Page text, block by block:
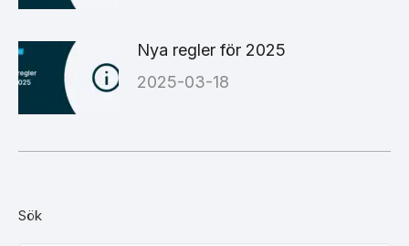
Nya regler för 2025
2025-03-18
Sök